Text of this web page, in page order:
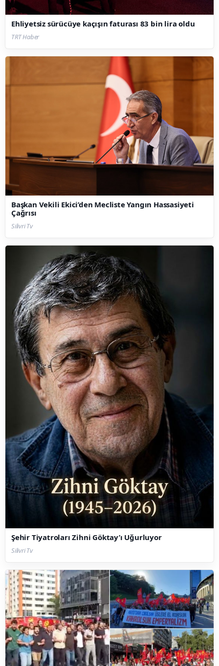
Ehliyetsiz sürücüye kaçışın faturası 83 bin lira oldu
TRT Haber
Başkan Vekili Ekici’den Mecliste Yangın Hassasiyeti
Çağrısı
Silivri Tv
Şehir Tiyatroları Zihni Göktay’ı Uğurluyor
Silivri Tv